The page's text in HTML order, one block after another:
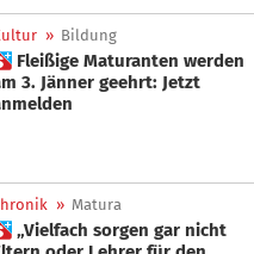
» Bildung
werden
3. Jänner geehrt: Jetzt
» Matura
gar nicht